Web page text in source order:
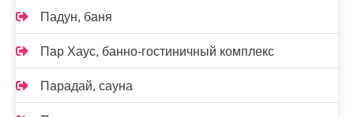
Падун, баня
Пар Хаус, банно-гостиничный комплекс
Парадай, сауна